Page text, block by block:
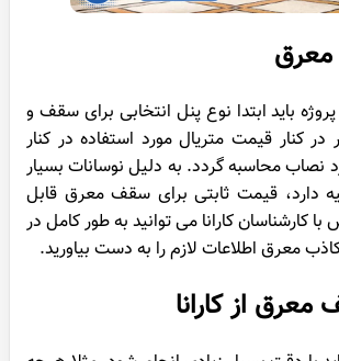
باید ابتدا نوع پنل انتخابی برای سقف و
کنار قیمت متریال مورد استفاده در کنار
نصاب محاسبه گردد. به دلیل نوسانات بسیار
دارد، قیمت ثابتی برای سقف معرق قابل
با کارشناسان کارانا می توانید به طور کامل در
معرق اطلاعات لازم را به دست بیاورید.
از کارانا